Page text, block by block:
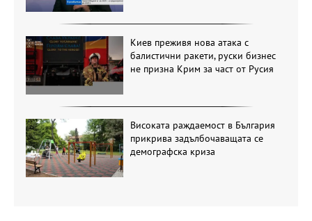
Киев преживя нова атака с
балистични ракети, руски бизнес
не призна Крим за част от Русия
Високата раждаемост в България
прикрива задълбочаващата се
демографска криза